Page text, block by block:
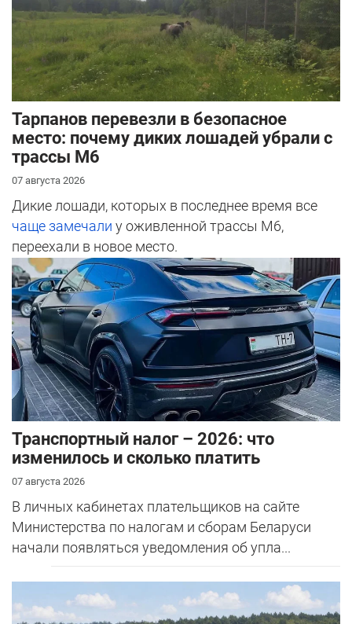
Тарпанов перевезли в безопасное
место: почему диких лошадей убрали с
трассы М6
07 августа 2026
Дикие лошади, которых в последнее время все
чаще замечали у оживленной трассы М6,
переехали в новое место.
Транспортный налог – 2026: что
изменилось и сколько платить
07 августа 2026
В личных кабинетах плательщиков на сайте
Министерства по налогам и сборам Беларуси
начали появляться уведомления об упла...